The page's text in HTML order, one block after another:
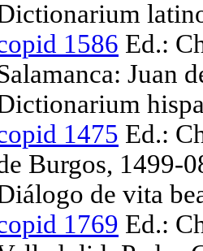
1586 Ed.:
Juan
1475 Ed.:
Burgos, 1499-
de vita
1769 Ed.: